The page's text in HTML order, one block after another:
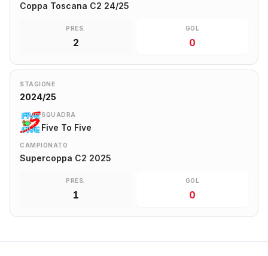
Coppa Toscana C2 24/25
PRES.
2
GOL
0
STAGIONE
2024/25
SQUADRA
Five To Five
CAMPIONATO
Supercoppa C2 2025
PRES.
1
GOL
0